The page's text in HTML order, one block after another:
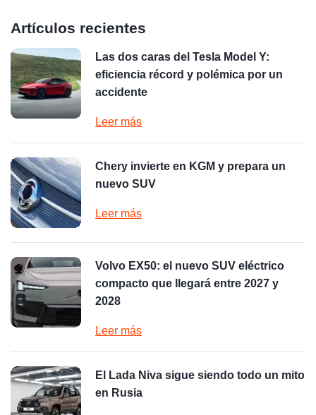
Artículos recientes
Las dos caras del Tesla Model Y:
eficiencia récord y polémica por un
accidente
Leer más
Chery invierte en KGM y prepara un
nuevo SUV
Leer más
Volvo EX50: el nuevo SUV eléctrico
compacto que llegará entre 2027 y
2028
Leer más
El Lada Niva sigue siendo todo un mito
en Rusia